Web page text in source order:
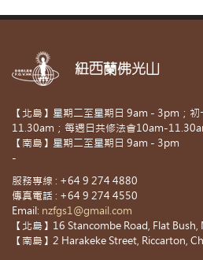
紐西蘭佛光山
【北島】星期二至星期日 9am - 3pm；
11.30am；每週日共修法會10am-
【南島】星期二至星期日 9am - 3pm
-
服務專線 : +64 9 274 4880
傳真電話 : +64 9 274 4550
Email: nzfgs1@gmail.com
【北島】16 Stancombe Road, Flat
【南島】2 Harakeke Street, Riccarton,